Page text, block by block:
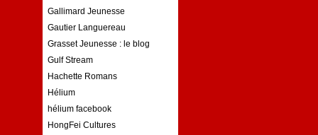
Gallimard Jeunesse
Gautier Languereau
Grasset Jeunesse : le blog
Gulf Stream
Hachette Romans
Hélium
hélium facebook
HongFei Cultures